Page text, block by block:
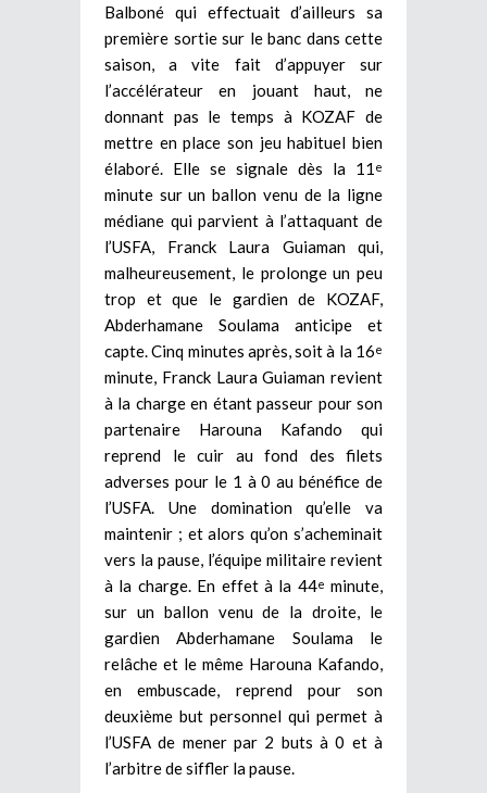
Balboné qui effectuait d’ailleurs sa
première sortie sur le banc dans cette
saison, a vite fait d’appuyer sur
l’accélérateur en jouant haut, ne
donnant pas le temps à KOZAF de
mettre en place son jeu habituel bien
élaboré. Elle se signale dès la 11 e
minute sur un ballon venu de la ligne
médiane qui parvient à l’attaquant de
l’USFA, Franck Laura Guiaman qui,
malheureusement, le prolonge un peu
trop et que le gardien de KOZAF,
Abderhamane Soulama anticipe et
capte. Cinq minutes après, soit à la 16e
minute, Franck Laura Guiaman revient
à la charge en étant passeur pour son
partenaire Harouna Kafando qui
reprend le cuir au fond des filets
adverses pour le 1 à 0 au bénéfice de
l’USFA. Une domination qu’elle va
maintenir ; et alors qu’on s’acheminait
vers la pause, l’équipe militaire revient
à la charge. En effet à la 44e minute,
sur un ballon venu de la droite, le
gardien Abderhamane Soulama le
relâche et le même Harouna Kafando,
en embuscade, reprend pour son
deuxième but personnel qui permet à
l’USFA de mener par 2 buts à 0 et à
l’arbitre de siffler la pause.